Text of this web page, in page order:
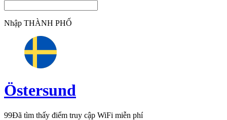
Nhập THÀNH PHỐ
Östersund
99Đã tìm thấy điểm truy cập WiFi miễn phí